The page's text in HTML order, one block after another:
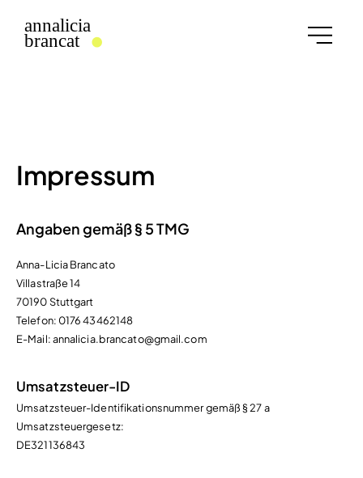
Impressum
Angaben gemäß § 5 TMG
Anna-Licia Brancato
Villastraße 14
70190 Stuttgart
Telefon: 0176 43462148
E-Mail: annalicia.brancato@gmail.com
Umsatzsteuer-ID
Umsatzsteuer-Identifikationsnummer gemäß § 27 a
Umsatzsteuergesetz:
DE321136843